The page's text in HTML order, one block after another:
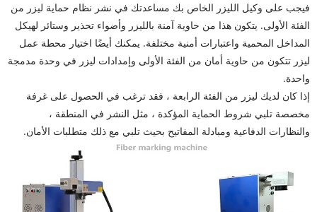
فيجب على وكيل الليزر الخاص بك مساعدتك في نشر نظام حماية ليزر من
الفئة الأولى. يتكون هذا من حاوية آمنة بالليزر وأضواء تحذير وستائر لهيكل
المداخل المحمية واعتبارات أمنية مختلفة. يمكنك أيضًا اختيار محطة عمل
ليزر تتكون من حاوية أمان من الفئة الأولى وإمدادات ليزر في وحدة مدمجة
واحدة.
إذا كان لديك ليزر من الفئة الرابعة ، فقد ترغب في الحصول على غرفة
مخصصة تلبي شروط الحماية المؤكدة ، مثل النشر في المنطقة ،
والنظارات الدفاعية ومبادلة المفاتيح بحيث تلبي مع ذلك متطلبات الأمان.